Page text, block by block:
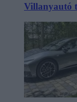
Villanyautó